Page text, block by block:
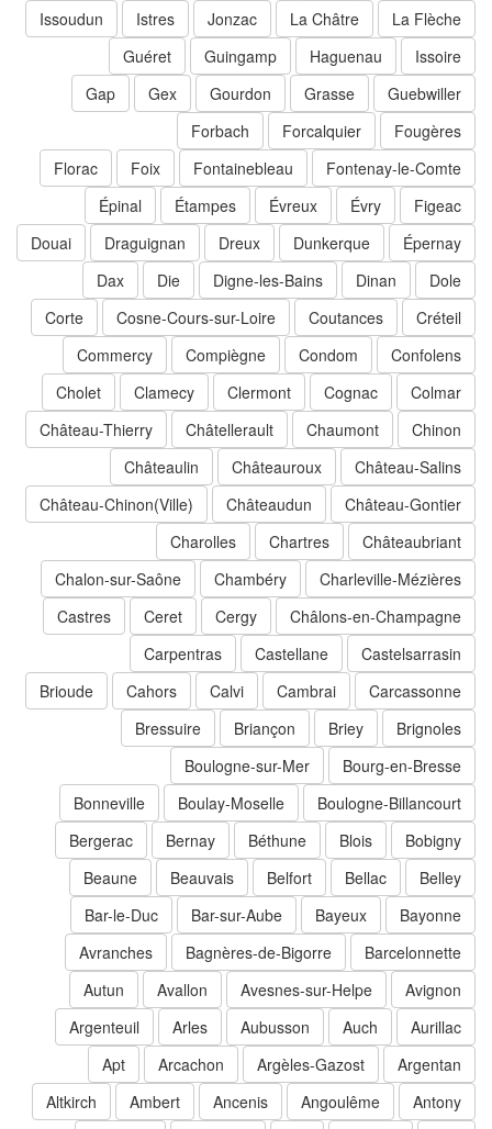
La Flèche
La Châtre
Jonzac
Istres
Issoudun
Issoire
Haguenau
Guingamp
Guéret
Guebwiller
Grasse
Gourdon
Gap
Fougères
Forcalquier
Forbach
Fontenay-le-Comte
Fontainebleau
Foix
Florac
Figeac
Évry
Évreux
Étampes
Épinal
Épernay
Dunkerque
Dreux
Draguignan
Douai
Dole
Dinan
Digne-les-Bains
Créteil
Coutances
Cosne-Cours-sur-Loire
Corte
Confolens
Condom
Compiègne
Commercy
Colmar
Cognac
Clermont
Clamecy
Cholet
Chinon
Chaumont
Châtellerault
Château-Thierry
Château-Salins
Châteauroux
Châteaulin
Château-Gontier
Châteaudun
Château-Chinon(Ville)
Châteaubriant
Chartres
Charolles
Charleville-Mézières
Chambéry
Chalon-sur-Saône
Châlons-en-Champagne
Cergy
Ceret
Castres
Castelsarrasin
Castellane
Carpentras
Carcassonne
Cambrai
Calvi
Cahors
Brioude
Brignoles
Briey
Briançon
Bressuire
Bourg-en-Bresse
Boulogne-sur-Mer
Boulogne-Billancourt
Boulay-Moselle
Bonneville
Bobigny
Blois
Béthune
Bernay
Bergerac
Belley
Bellac
Belfort
Beauvais
Beaune
Bayonne
Bayeux
Bar-sur-Aube
Bar-le-Duc
Barcelonnette
Bagnères-de-Bigorre
Avranches
Avignon
Avesnes-sur-Helpe
Avallon
Autun
Aurillac
Auch
Aubusson
Arles
Argenteuil
Argentan
Argèles-Gazost
Arcachon
Antony
Angoulême
Ancenis
Ambert
Altkirch